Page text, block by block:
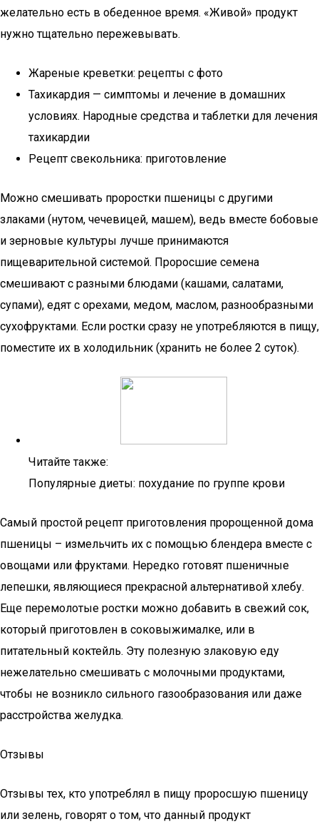
желательно есть в обеденное время. «Живой» продукт
нужно тщательно пережевывать.
Жареные креветки: рецепты с фото
Тахикардия — симптомы и лечение в домашних
условиях. Народные средства и таблетки для лечения
тахикардии
Рецепт свекольника: приготовление
Можно смешивать проростки пшеницы с другими
злаками (нутом, чечевицей, машем), ведь вместе бобовые
и зерновые культуры лучше принимаются
пищеварительной системой. Проросшие семена
смешивают с разными блюдами (кашами, салатами,
супами), едят с орехами, медом, маслом, разнообразными
сухофруктами. Если ростки сразу не употребляются в пищу,
поместите их в холодильник (хранить не более 2 суток).
Читайте также:
Популярные диеты: похудание по группе крови
Самый простой рецепт приготовления пророщенной дома
пшеницы – измельчить их с помощью блендера вместе с
овощами или фруктами. Нередко готовят пшеничные
лепешки, являющиеся прекрасной альтернативой хлебу.
Еще перемолотые ростки можно добавить в свежий сок,
который приготовлен в соковыжималке, или в
питательный коктейль. Эту полезную злаковую еду
нежелательно смешивать с молочными продуктами,
чтобы не возникло сильного газообразования или даже
расстройства желудка.
Отзывы
Отзывы тех, кто употреблял в пищу проросшую пшеницу
или зелень, говорят о том, что данный продукт